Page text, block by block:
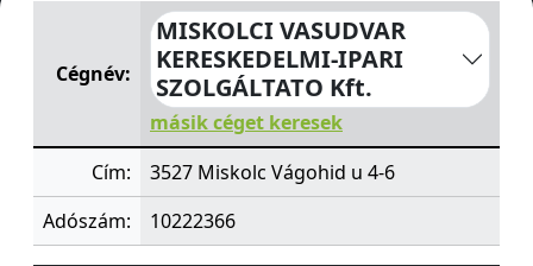
MISKOLCI VASUDVAR KERESKEDELMI-IPARI
Cégnév:
MISKOLCI VASUDVAR
KERESKEDELMI-IPARI
SZOLGÁLTATO Kft.
másik céget keresek
Cím:
3527 Miskolc Vágohid u 4-6
Adószám:
10222366